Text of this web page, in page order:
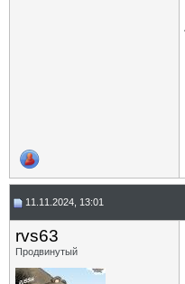
11.11.2024, 13:01
rvs63
Продвинутый